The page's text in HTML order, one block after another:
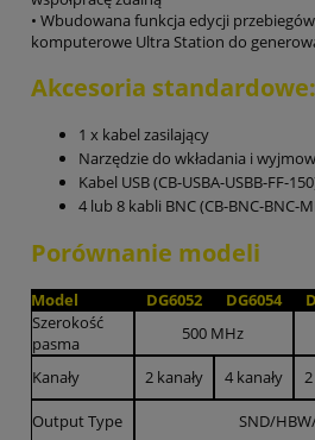
• Wbudowana funkcja edycji
komputerowe Ultra Station do
Akcesoria standardowe:
1 x kabel zasilający
Narzędzie do wkładania i
Kabel USB (CB-USBA-USBB-FF-
4 lub 8 kabli BNC (CB-BNC-BNC-
Porównanie modeli
Model DG6052 DG6054
Szerokość
pasma
500 MHz
Kanały 2 kanały 4 kanały
Output Type
SND/